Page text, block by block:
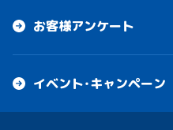
お客様アンケート
イベント・キャンペーン